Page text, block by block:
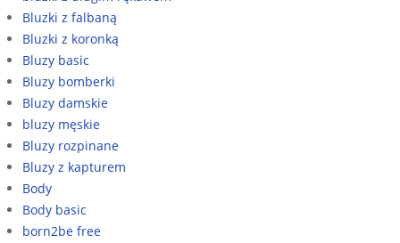
Bluzki z falbaną
Bluzki z koronką
Bluzy basic
Bluzy bomberki
Bluzy damskie
bluzy męskie
Bluzy rozpinane
Bluzy z kapturem
Body
Body basic
born2be free